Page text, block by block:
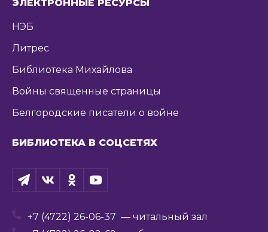
ЭЛЕКТРОННЫЕ РЕСУРСЫ
НЭБ
Литрес
Библиотека Михайлова
Войны священные страницы
Белгородские писатели о войне
БИБЛИОТЕКА В СОЦСЕТЯХ
+7 (4722) 26-06-37 — читальный зал